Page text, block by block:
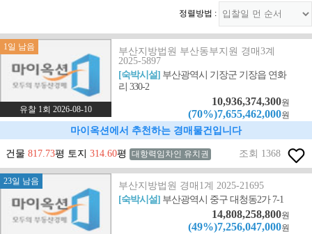
정렬방법 :
1일 남음
유찰 1회 2026-08-10
부산지방법원 부산동부지원 경매3계
2025-5897
[숙박시설] 부산광역시 기장군 기장읍 연화
리 330-2
10,936,374,300원
(70%)7,655,462,000원
마이옥션에서 추천하는 경매물건입니다
건물 817.73평 토지 314.60평 대항력임차인 유치권 조회 1368
23일 남음
부산지방법원 경매1계 2025-21695
[숙박시설] 부산광역시 중구 대청동2가 7-1
14,808,258,800원
(49%)7,256,047,000원